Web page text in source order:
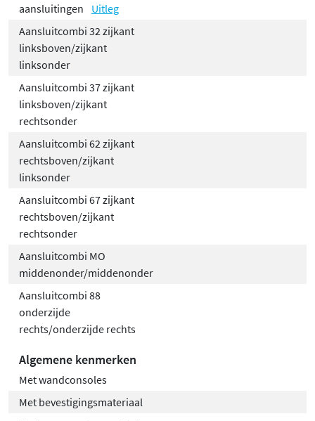
aansluitingen
Uitleg
Aansluitcombi 32 zijkant
linksboven/zijkant
linksonder
Aansluitcombi 37 zijkant
linksboven/zijkant
rechtsonder
Aansluitcombi 62 zijkant
rechtsboven/zijkant
linksonder
Aansluitcombi 67 zijkant
rechtsboven/zijkant
rechtsonder
Aansluitcombi MO
middenonder/middenonder
Aansluitcombi 88
onderzijde
rechts/onderzijde rechts
Algemene kenmerken
Met wandconsoles
Met bevestigingsmateriaal